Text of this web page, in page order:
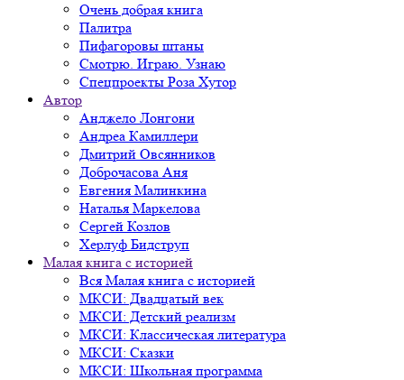
Очень добрая книга
Палитра
Пифагоровы штаны
Смотрю. Играю. Узнаю
Спецпроекты Роза Хутор
Автор
Анджело Лонгони
Андреа Камиллери
Дмитрий Овсянников
Доброчасова Аня
Евгения Малинкина
Наталья Маркелова
Сергей Козлов
Херлуф Бидструп
Малая книга с историей
Вся Малая книга с историей
МКСИ: Двадцатый век
МКСИ: Детский реализм
МКСИ: Классическая литература
МКСИ: Сказки
МКСИ: Школьная программа